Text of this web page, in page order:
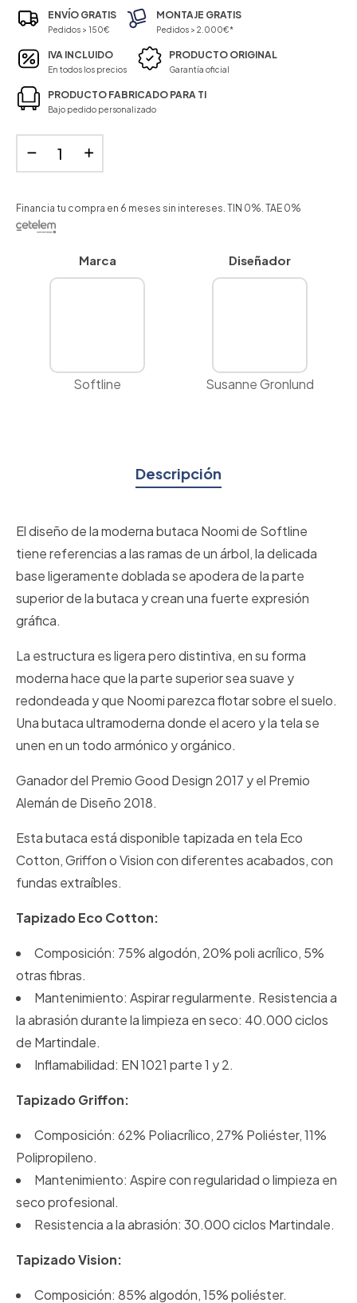
ENVÍO GRATIS
Pedidos > 150€
MONTAJE GRATIS
Pedidos > 2.000€*
IVA INCLUIDO
En todos los precios
PRODUCTO ORIGINAL
Garantía oficial
PRODUCTO FABRICADO PARA TI
Bajo pedido personalizado
Financia tu compra en 6 meses sin intereses. TIN 0%. TAE 0%
Marca
Softline
Diseñador
Susanne Gronlund
Descripción
El diseño de la moderna butaca Noomi de Softline
tiene referencias a las ramas de un árbol, la delicada
base ligeramente doblada se apodera de la parte
superior de la butaca y crean una fuerte expresión
gráfica.
La estructura es ligera pero distintiva, en su forma
moderna hace que la parte superior sea suave y
redondeada y que Noomi parezca flotar sobre el suelo.
Una butaca ultramoderna donde el acero y la tela se
unen en un todo armónico y orgánico.
Ganador del Premio Good Design 2017 y el Premio
Alemán de Diseño 2018.
Esta butaca está disponible tapizada en tela Eco
Cotton, Griffon o Vision con diferentes acabados, con
fundas extraíbles.
Tapizado Eco Cotton:
Composición: 75% algodón, 20% poli acrílico, 5%
otras fibras.
Mantenimiento: Aspirar regularmente. Resistencia a
la abrasión durante la limpieza en seco: 40.000 ciclos
de Martindale.
Inflamabilidad: EN 1021 parte 1 y 2.
Tapizado Griffon:
Composición: 62% Poliacrílico, 27% Poliéster, 11%
Polipropileno.
Mantenimiento: Aspire con regularidad o limpieza en
seco profesional.
Resistencia a la abrasión: 30.000 ciclos Martindale.
Tapizado Vision:
Composición: 85% algodón, 15% poliéster.